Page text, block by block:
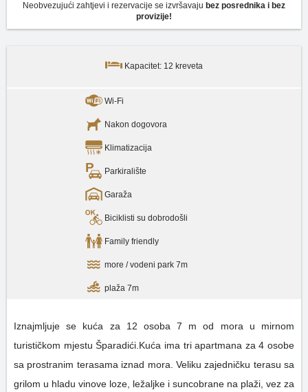
Neobvezujući zahtjevi i rezervacije se izvršavaju bez posrednika i bez
provizije!
Kapacitet: 12 kreveta
Wi-Fi
Nakon dogovora
Klimatizacija
Parkiralište
Garaža
Biciklisti su dobrodošli
Family friendly
more / vodeni park 7m
plaža 7m
Iznajmljuje se kuća za 12 osoba 7 m od mora u mirnom
turističkom mjestu Šparadići.Kuća ima tri apartmana za 4 osobe
sa prostranim terasama iznad mora. Veliku zajedničku terasu sa
grilom u hladu vinove loze, ležaljke i suncobrane na plaži, vez za